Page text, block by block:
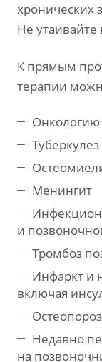
хронических
Не
К прямым
терапии
Онкологию
Туберкулез
Менингит
и
Тромбоз
Инфаркт и
включая
Остеопороз
Недавно
на